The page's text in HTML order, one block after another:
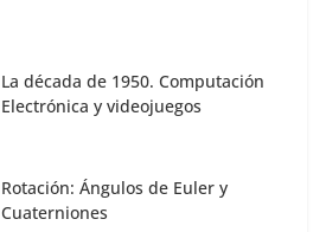
La década de 1950. Computación
Electrónica y videojuegos
Rotación: Ángulos de Euler y
Cuaterniones